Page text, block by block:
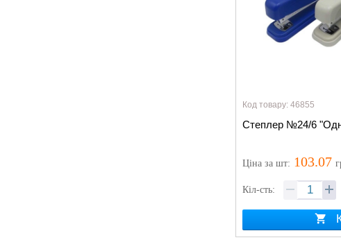
Код товару: 46855
Степлер №24/6
Ціна за шт: 103.07
Кіл-сть: